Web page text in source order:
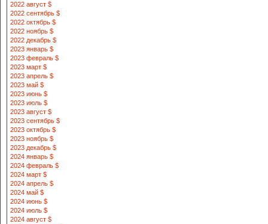
2022 август $
2022 сентябрь $
2022 октябрь $
2022 ноябрь $
2022 декабрь $
2023 январь $
2023 февраль $
2023 март $
2023 апрель $
2023 май $
2023 июнь $
2023 июль $
2023 август $
2023 сентябрь $
2023 октябрь $
2023 ноябрь $
2023 декабрь $
2024 январь $
2024 февраль $
2024 март $
2024 апрель $
2024 май $
2024 июнь $
2024 июль $
2024 август $